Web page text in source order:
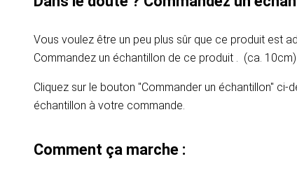
Vous voulez être un peu plus sûr que ce produit est
Commandez un échantillon de ce produit . (ca. 10cm)
Cliquez sur le bouton "Commander un échantillon" ci-
échantillon à votre commande.
Comment ça marche :